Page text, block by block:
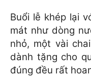
Buổi lễ khép lại
mát như dòng
nhỏ, một vài
dành tặng cho
đúng đều rất